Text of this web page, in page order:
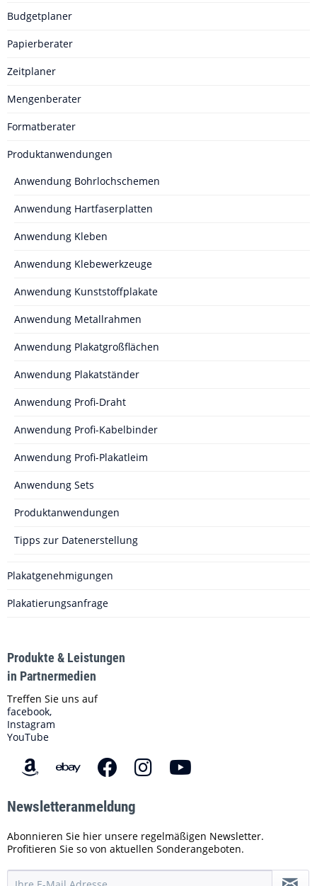
Budgetplaner
Papierberater
Zeitplaner
Mengenberater
Formatberater
Produktanwendungen
Anwendung Bohrlochschemen
Anwendung Hartfaserplatten
Anwendung Kleben
Anwendung Klebewerkzeuge
Anwendung Kunststoffplakate
Anwendung Metallrahmen
Anwendung Plakatgroßflächen
Anwendung Plakatständer
Anwendung Profi-Draht
Anwendung Profi-Kabelbinder
Anwendung Profi-Plakatleim
Anwendung Sets
Produktanwendungen
Tipps zur Datenerstellung
Plakatgenehmigungen
Plakatierungsanfrage
Produkte & Leistungen
in Partnermedien
Treffen Sie uns auf
facebook,
Instagram
YouTube
Newsletteranmeldung
Abonnieren Sie hier unsere regelmäßigen Newsletter.
Profitieren Sie so von aktuellen Sonderangeboten.